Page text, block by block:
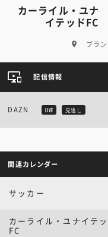
カーライル・ユナ
イテッドFC
ブラ
配信情報
DAZN LIVE 見逃し
関連カレンダー
サッカー
カーライル・ユナイテ
FC